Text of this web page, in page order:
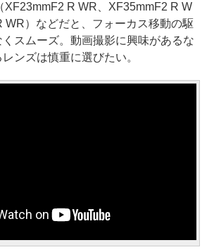
XF23mmF2 R WR、XF35mmF2 R W
WR）などだと、フォーカス移動の駆
スムーズ。動画撮影に興味があるな
ンズは慎重に選びたい。